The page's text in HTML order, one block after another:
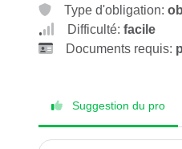
Type d'obligation:
Difficulté: facile
Documents requis:
Suggestion du pro